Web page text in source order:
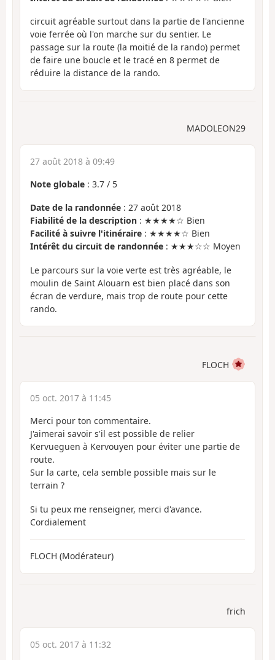
circuit agréable surtout dans la partie de l'ancienne
voie ferrée où l'on marche sur du sentier. Le
passage sur la route (la moitié de la rando) permet
de faire une boucle et le tracé en 8 permet de
réduire la distance de la rando.
MADOLEON29
27 août 2018 à 09:49
Note globale : 3.7 / 5
Date de la randonnée : 27 août 2018
Fiabilité de la description : ★★★★☆ Bien
Facilité à suivre l'itinéraire : ★★★★☆ Bien
Intérêt du circuit de randonnée : ★★★☆☆ Moyen
Le parcours sur la voie verte est très agréable, le
moulin de Saint Alouarn est bien placé dans son
écran de verdure, mais trop de route pour cette
rando.
FLOCH
05 oct. 2017 à 11:45
Merci pour ton commentaire.
J'aimerai savoir s'il est possible de relier
Kervueguen à Kervouyen pour éviter une partie de
route.
Sur la carte, cela semble possible mais sur le
terrain ?
Si tu peux me renseigner, merci d'avance.
Cordialement
FLOCH (Modérateur)
frich
05 oct. 2017 à 11:32